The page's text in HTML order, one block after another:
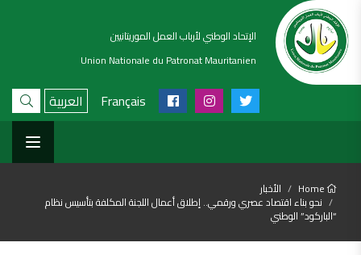
الإتحاد الوطني لأرباب العمل الموريتانيين
Union Nationale du Patronat Mauritanien
Français العربية
Home الأخبار
نحو بناء اقتصاد عصري ورقمي.. إطلاق أعمال اللجنة المكلفة بتأسيس نظام
“الباركود” الوطني